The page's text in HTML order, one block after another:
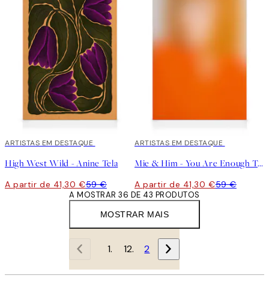
30%*
ARTISTAS EM DESTAQUE
High West Wild - Anine Tela
A partir de 41,30 €59 €
30%*
ARTISTAS EM DESTAQUE
Mie & Him - You Are Enough Tela
A partir de 41,30 €59 €
MOSTRAR MAIS
A MOSTRAR 36 DE 43 PRODUTOS
1 2